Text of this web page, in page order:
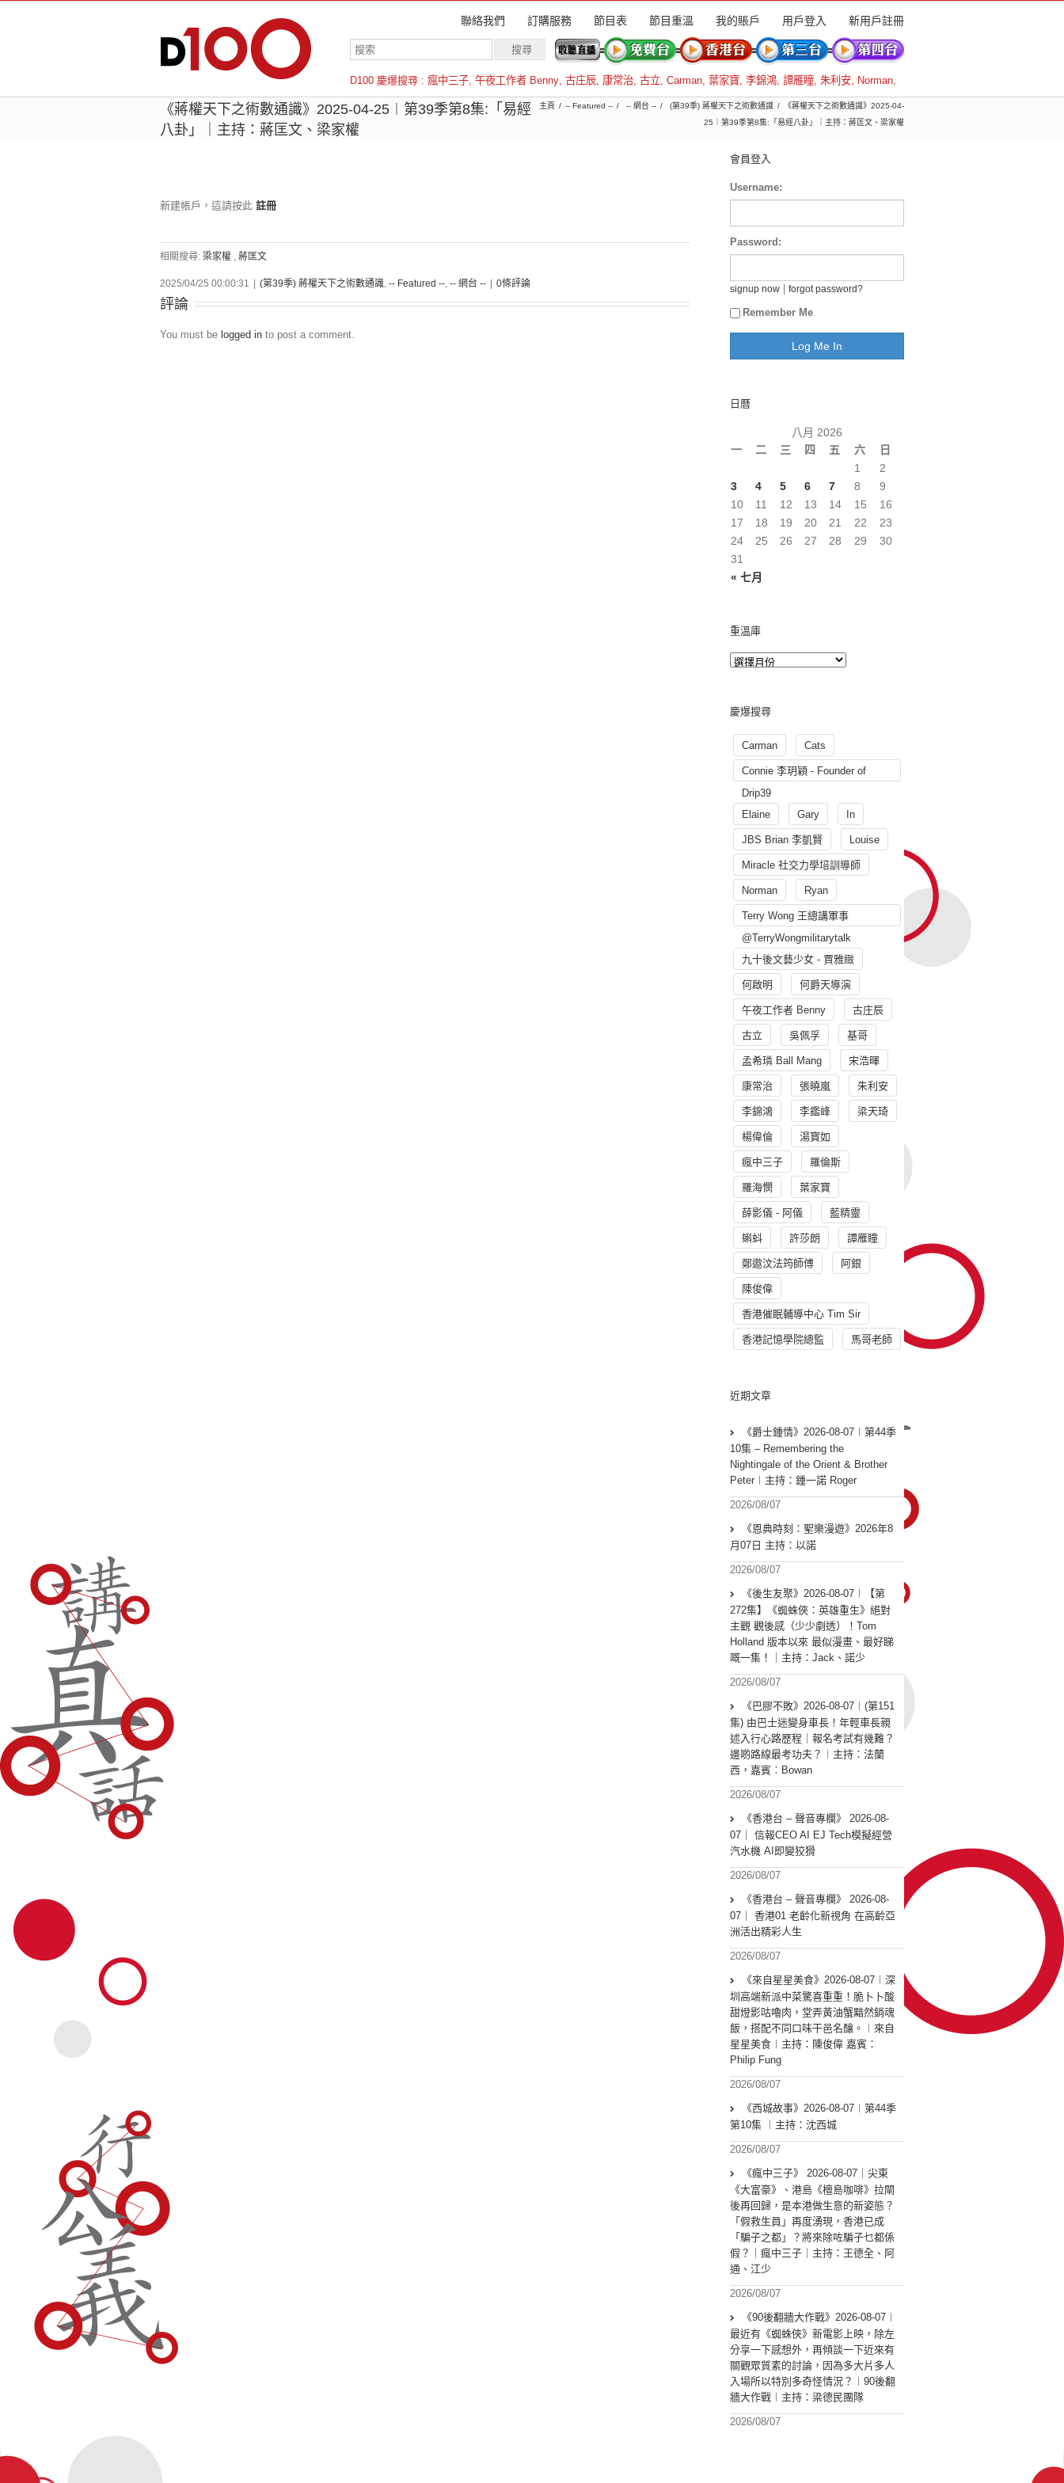
聯絡我們 訂購服務 節目表 節目重溫 我的賬戶 用戶登入 新用戶註冊
D100 慶爆搜尋 : 瘋中三子, 午夜工作者 Benny, 古庄辰, 康常治, 古立, Carman, 葉家寶, 李錦鴻, 譚雁瞳, 朱利安, Norman,
羅倫斯
《蔣權天下之術數通識》2025-04-25︱第39季第8集:「易經
八卦」｜主持：蔣匡文、梁家權
主頁 -- Featured -- -- 網台 -- (第39季) 蔣權天下之術數通識
《蔣權天下之術數通識》2025-04-
25︱第39季第8集:「易經八卦」｜主持：蔣匡文、梁家權
新建帳戶，這請按此 註冊
相關搜尋: 梁家權 , 蔣匡文
2025/04/25 00:00:31 (第39季) 蔣權天下之術數通識, -- Featured --, -- 網台 -- 0條評論
評論
You must be logged in to post a comment.
會員登入
Username:
Password:
signup now forgot password?
Remember Me
日曆
八月 2026
一
二 三 四 五 六 日
« 七月
1
2
3
4 5 6 7 8
9
10
11 12 13 14 15
16
17
18 19 20 21 22
23
24
25 26 27 28 29
30
31
重溫庫
慶爆搜尋
Carman Cats
Connie 李玥穎 - Founder of
Drip39
Elaine
Gary In
JBS Brian 李凱賢 Louise
Miracle 社交力學培訓導師
Norman Ryan
Terry Wong 王總講軍事
@TerryWongmilitarytalk
九十後文藝少女 - 賈雅緻
何啟明 何爵天導演
午夜工作者 Benny 古庄辰
古立 吳佩孚 基哥
孟希璘 Ball Mang 宋浩暉
康常治 張曉嵐 朱利安
李錦鴻 李鑑峰 梁天琦
楊偉倫 湯寳如
瘋中三子 羅倫斯
羅海憫 葉家寶
薛影儀 - 阿儀 藍精靈
蝌蚪 許莎朗 譚雁瞳
鄭遨汶法筠師傅 阿銀
陳俊偉
香港催眠輔導中心 Tim Sir
香港記憶學院總監 馬哥老師
近期文章
《爵士鍾情》2026-08-07︱第44季
10集 – Remembering the
Nightingale of the Orient & Brother
Peter︱主持：鍾一諾 Roger
2026/08/07
《恩典時刻：聖樂漫遊》2026年8
月07日 主持：以諾
2026/08/07
《後生友聚》2026-08-07︱【第
272集】《蜘蛛俠：英雄重生》絕對
主觀 觀後感（少少劇透）！Tom
Holland 版本以來 最似漫畫、最好睇
嘅一集！｜主持：Jack、諾少
2026/08/07
《巴膠不敗》2026-08-07︱(第151
集) 由巴士迷變身車長！年輕車長親
述入行心路歷程｜報名考試有幾難？
邊啲路線最考功夫？︱主持：法蘭
西，嘉賓︰Bowan
2026/08/07
《香港台 – 聲音專欄》 2026-08-
07｜ 信報CEO AI EJ Tech模擬經營
汽水機 AI即變狡猾
2026/08/07
《香港台 – 聲音專欄》 2026-08-
07｜ 香港01 老齡化新視角 在高齡亞
洲活出精彩人生
2026/08/07
《來自星星美食》2026-08-07︱深
圳高端新派中菜驚喜重重！脆卜卜酸
甜燈影咕嚕肉，堂弄黃油蟹黯然銷魂
飯，搭配不同口味干邑名釀。︱來自
星星美食︱主持：陳俊偉 嘉賓：
Philip Fung
2026/08/07
《西城故事》2026-08-07︱第44季
第10集 ︱主持：沈西城
2026/08/07
《瘋中三子》 2026-08-07｜尖東
《大富豪》、港島《檀島咖啡》拉閘
後再回歸，是本港做生意的新姿態？
「假救生員」再度湧現，香港已成
「騙子之都」？將來除咗騙子乜都係
假？｜瘋中三子｜主持：王德全、阿
通、江少
2026/08/07
《90後翻牆大作戰》2026-08-07︱
最近有《蜘蛛俠》新電影上映，除左
分享一下感想外，再傾談一下近來有
關觀眾質素的討論，因為多大片多人
入場所以特別多奇怪情況？︱90後翻
牆大作戰︱主持：梁德民團隊
2026/08/07